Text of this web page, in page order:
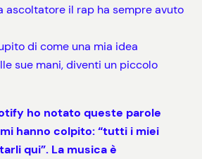
ascoltatore il rap ha sempre avuto
di come una mia idea
sue mani, diventi un piccolo
ho notato queste parole
hanno colpito: “tutti i miei
qui”. La musica è